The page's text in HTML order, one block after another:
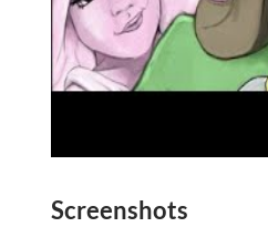
Screenshots